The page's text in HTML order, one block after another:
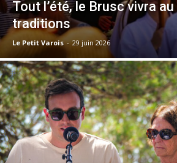
Tout l’été, le Brusc vivra
traditions
Le Petit Varois - 29 juin 2026